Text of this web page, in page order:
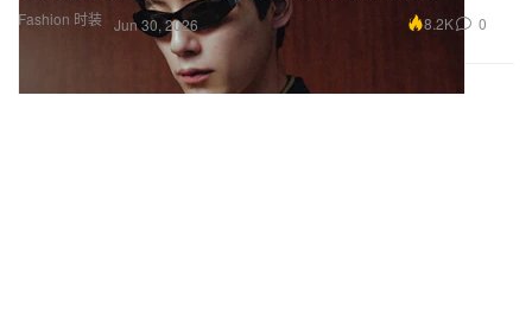
Fashion 时装 Jun 30, 2026 8.2K 0